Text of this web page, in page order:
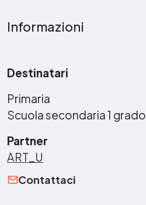
Informazioni
Destinatari
Primaria
Scuola secondaria 1 grado
Partner
ART_U
Contattaci